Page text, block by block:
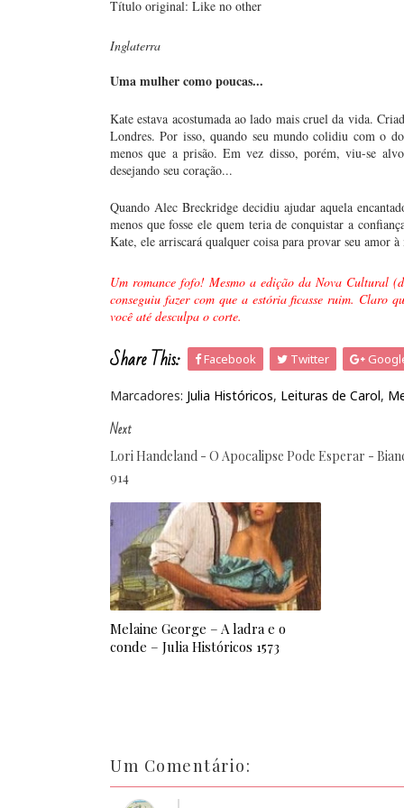
Título original: Like no other
Inglaterra
Uma mulher como poucas...
Kate estava acostumada ao lado mais cruel da vida.
Londres. Por isso, quando seu mundo colidiu com o
menos que a prisão. Em vez disso, porém, viu-se
desejando seu coração...
Quando Alec Breckridge decidiu ajudar aquela
menos que fosse ele quem teria de conquistar a
Kate, ele arriscará qualquer coisa para provar seu amor
Um romance fofo! Mesmo a edição da Nova Cultural
conseguiu fazer com que a estória ficasse ruim. Claro
você até desculpa o corte.
Share This: Facebook Twitter
Marcadores: Julia Históricos, Leituras de Carol,
Next
Lori Handeland - O Apocalipse Pode Esperar -
914
Melaine George – A ladra e o
conde – Julia Históricos 1573
Um Comentário: